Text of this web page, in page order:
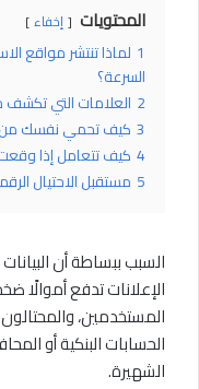
المحتويات إخفاء
1 لماذا تنتشر مواقع
السرعة؟
2 العلامات التي تكشف
3 كيف تحمي نفسك من
4 كيف تتعامل إذا
5 مستقبل الاحتيال
السبب ببساطة أن
الإعلانات تدفع
المستخدمين،
الحسابات البنكية أو
الشهيرة.